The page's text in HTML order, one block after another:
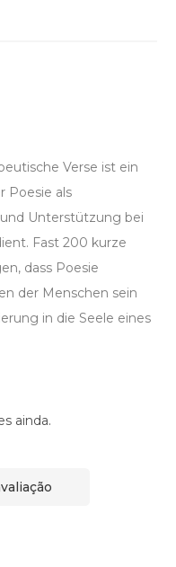
Verse ist ein
Poesie als
Unterstützung bei
Fast 200 kurze
dass Poesie
der Menschen sein
in die Seele eines
ainda.